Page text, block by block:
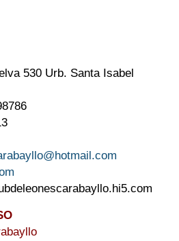
530 Urb. Santa Isabel